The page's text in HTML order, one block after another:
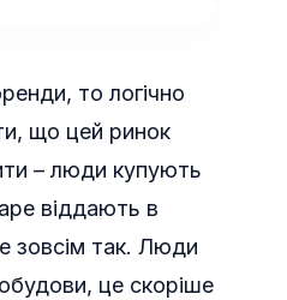
то логічно
що цей ринок
– люди купують
віддають в
зовсім так. Люди
це скоріше